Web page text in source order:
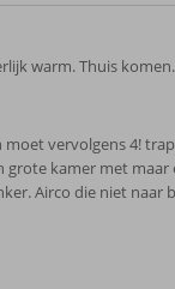
warm. Thuis komen.
vervolgens 4!
grote kamer met
Airco die niet naar